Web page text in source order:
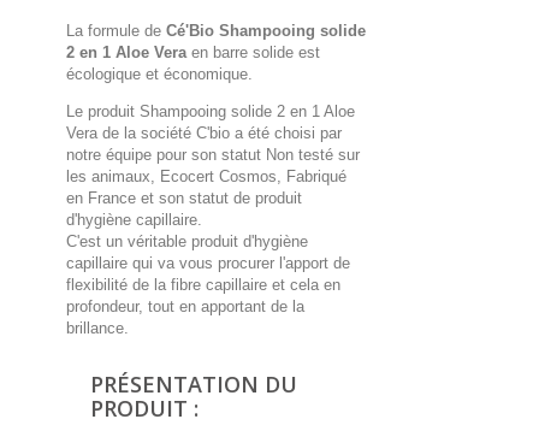
La formule de Cé'Bio Shampooing solide
2 en 1 Aloe Veraen barre solide est
écologique et économique.
Le produit Shampooing solide 2 en 1 Aloe
Vera de la société C'bio a été choisi par
notre équipe pour son statut Non testé sur
les animaux, Ecocert Cosmos, Fabriqué
en France et son statut de produit
d'hygiène capillaire.
C'est un véritable produit d'hygiène
capillaire qui va vous procurer l'apport de
flexibilité de la fibre capillaire et cela en
profondeur, tout en apportant de la
brillance.
PRÉSENTATION DU
PRODUIT :